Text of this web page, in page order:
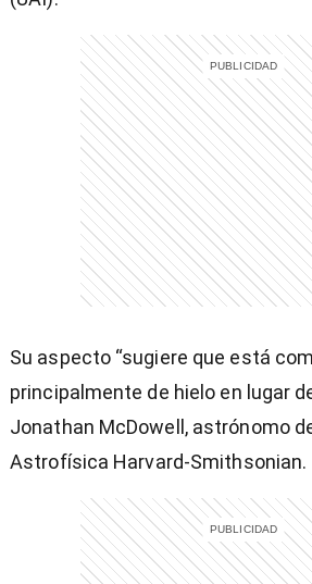
Su aspecto “sugiere que está
principalmente de hielo en lugar
Jonathan McDowell, astrónomo
Astrofísica Harvard-Smithsonian.